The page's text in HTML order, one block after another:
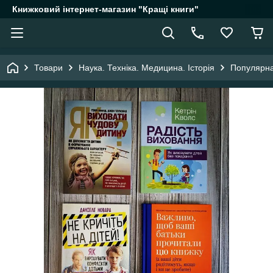
Книжковий інтернет-магазин "Кращі книги"
Товари Наука. Техніка. Медицина. Історія